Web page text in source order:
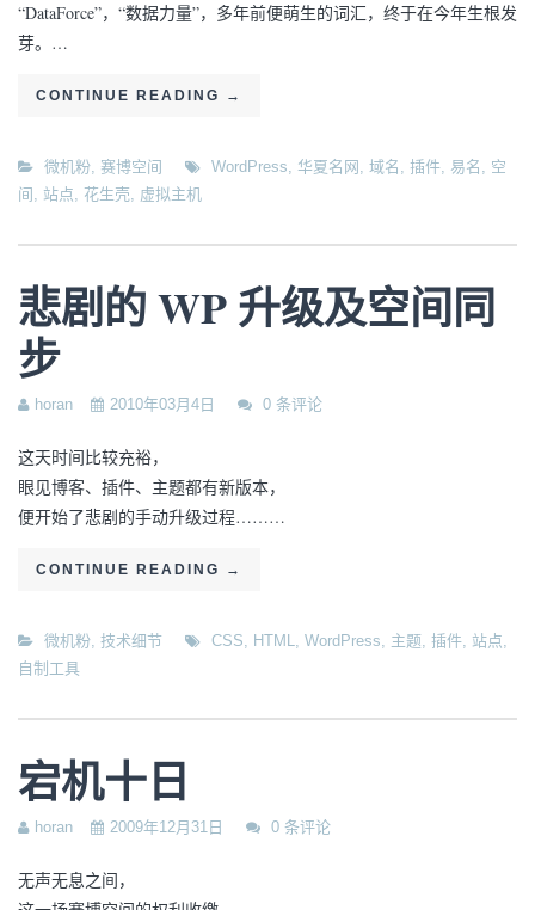
“DataForce”，“数据力量”，多年前便萌生的词汇，终于在今年生根发
芽。…
CONTINUE READING →
微机粉, 赛博空间 WordPress, 华夏名网 , 域名 , 插件, 易名 , 空
间 , 站点, 花生壳, 虚拟主机
悲剧的 WP 升级及空间同
步
horan 2010年03月4日 0 条评论
这天时间比较充裕，
眼见博客、插件、主题都有新版本，
便开始了悲剧的手动升级过程………
CONTINUE READING →
微机粉, 技术细节 CSS, HTML, WordPress, 主题, 插件, 站点,
自制工具
宕机十日
horan 2009年12月31日 0 条评论
无声无息之间，